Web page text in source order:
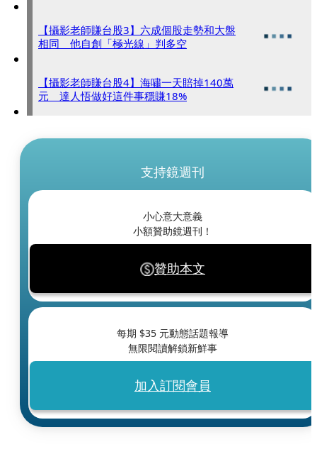
【攝影老師賺台股3】六成個股走勢和大盤
相同 他自創「極光線」判多空
【攝影老師賺台股4】海嘯一天賠掉140萬
元 達人悟做好這件事穩賺18%
支持鏡週刊
小心意大意義
小額贊助鏡週刊！
贊助本文
每期 $35 元動態話題報導
無限閱讀解鎖新鮮事
加入訂閱會員